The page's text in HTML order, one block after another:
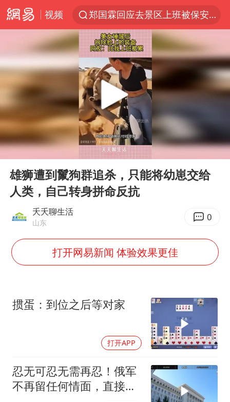
视频
郑国霖回应去景区上班被保安拦下
中央气象台发布台风黄色预警
80后女柜员逆袭成4200亿银行副行长
感觉全东北都在等7号
扎哈罗娃批广岛市长不提美国原子弹
金饰克价大幅跳涨
多地要求领导干部带头休假
关之琳否认与27岁模特的恋情
对话重庆地铁吐血女孩
中国“五箭齐发”反制美国
中国经济展现强大韧性和活力
Play
00:00 00:13
雄狮遭到鬣狗群追杀，只能将幼崽交给
人类，自己转身拼命反抗
夭夭聊生活
山东 0
打开网易新闻 体验效果更佳
掼蛋：到位之后等对家
打开APP
忍无可忍无需再忍！俄军
不再留任何情面，直接炸